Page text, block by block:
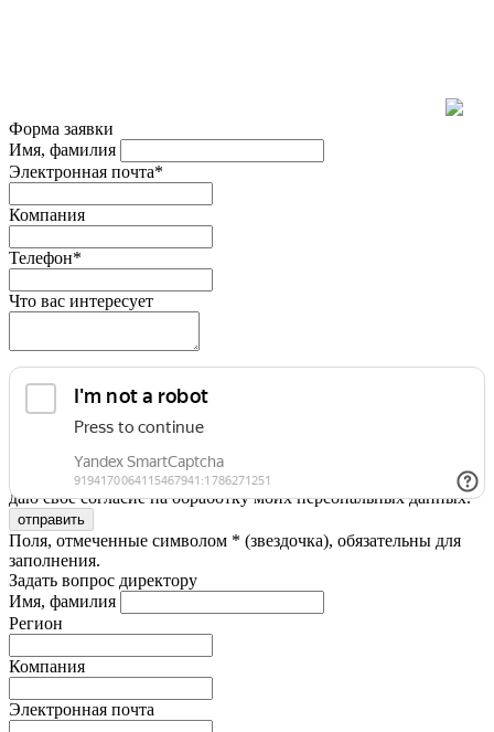
Форма заявки
Имя, фамилия
Электронная почта*
Компания
Телефон*
Что вас интересует
Я принимаю условияПолитики конфиденциальности
даю свое согласие на обработку моих персональных данных.
Поля, отмеченные символом * (звездочка), обязательны для
заполнения.
Задать вопрос директору
Имя, фамилия
Регион
Компания
Электронная почта